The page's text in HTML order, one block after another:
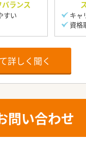
ランス
すい
キャ
資格
詳しく聞く
問い合わせ